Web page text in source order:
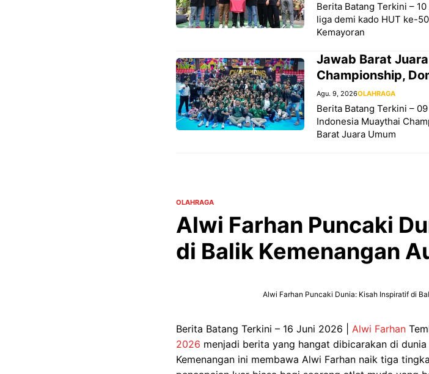
Berita Batang Terkini –
liga demi kado HUT ke-
Kemayoran
Jawab Barat
Championship,
Agu. 9, 2026OLAHRAGA
Berita Batang Terkini –
Indonesia Muaythai
Barat Juara Umum
OLAHRAGA
Alwi Farhan Puncaki
di Balik Kemenangan
Alwi Farhan Puncaki Dunia: Kisah Inspiratif di
Berita Batang Terkini – 16 Juni 2026 | Alwi Farhan
2026 menjadi berita yang hangat dibicarakan di dunia
Kemenangan ini membawa Alwi Farhan naik tiga